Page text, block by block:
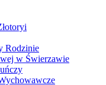
Rodzinie
w Świerzawie